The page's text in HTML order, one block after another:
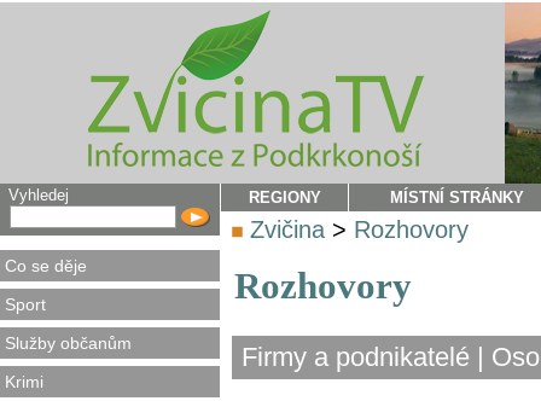
Vyhledej
Co se děje
Sport
Služby občanům
Krimi
REGIONY MÍSTNÍ STRÁNKY
Zvičina > Rozhovory
Rozhovory
Firmy a podnikatelé |